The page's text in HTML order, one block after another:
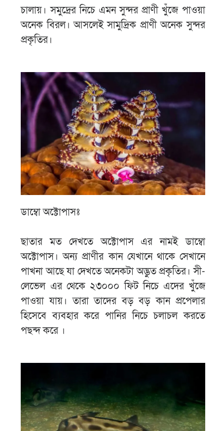
চালায়। সমুদ্রের নিচে এমন সুন্দর প্রাণী খুঁজে পাওয়া
অনেক বিরল। আসলেই সামুদ্রিক প্রাণী অনেক সুন্দর
প্রকৃতির।
ডাম্বো অক্টোপাসঃ
ছাতার মত দেখতে অক্টোপাস এর নামই ডাম্বো
অক্টোপাস। অন্য প্রাণীর কান যেখানে থাকে সেখানে
পাখনা আছে যা দেখতে অনেকটা অদ্ভুত প্রকৃতির। সী-
লেভেল এর থেকে ২৩০০০ ফিট নিচে এদের খুঁজে
পাওয়া যায়। তারা তাদের বড় বড় কান প্রপেলার
হিসেবে ব্যবহার করে পানির নিচে চলাচল করতে
পছন্দ করে ।